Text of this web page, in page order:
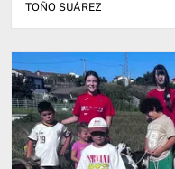
TOÑO SUÁREZ